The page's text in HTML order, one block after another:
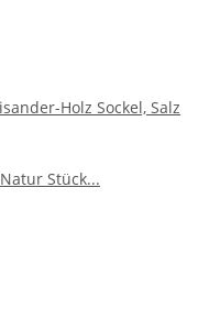
Holz Sockel, Salz